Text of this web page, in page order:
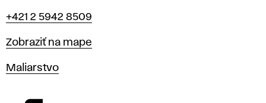
Telefón
+421 2 5942 8509
Mapa
Zobraziť na mape
Katedry
Maliarstvo